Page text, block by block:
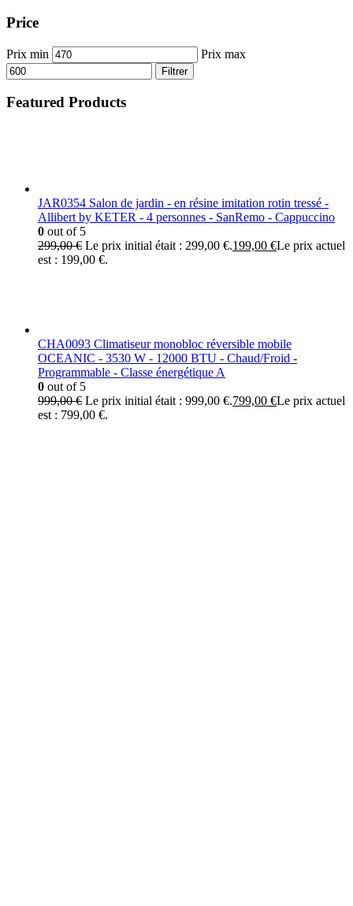
Price
Prix min Prix max
Filtrer
Featured Products
JAR0354 Salon de jardin - en résine imitation rotin tressé -
Allibert by KETER - 4 personnes - SanRemo - Cappuccino
0 out of 5
299,00€ Le prix initial était : 299,00 €.199,00 €Le prix actuel
est : 199,00 €.
CHA0093 Climatiseur monobloc réversible mobile
OCEANIC - 3530 W - 12000 BTU - Chaud/Froid -
Programmable - Classe énergétique A
0 out of 5
999,00€ Le prix initial était : 999,00 €.799,00 €Le prix actuel
est : 799,00 €.